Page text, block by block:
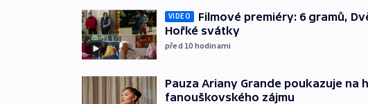
VIDEO
Filmové premiéry: 6 gramů,
Hořké svátky
před 10 hodinami
Pauza Ariany Grande poukazuje na
fanouškovského zájmu